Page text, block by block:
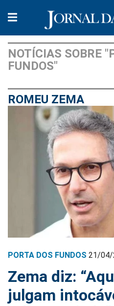
NOTÍCIAS SOBRE
FUNDOS"
ROMEU ZEMA
PORTA DOS FUNDOS 21/04/
Zema diz:
julgam